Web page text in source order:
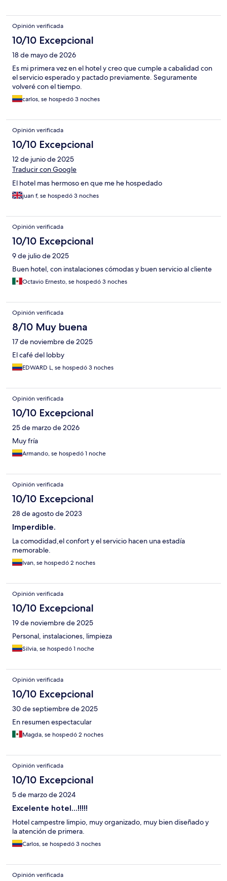
Opinión verificada
10/10 Excepcional
18 de mayo de 2026
Es mi primera vez en el hotel y creo que cumple a cabalidad con
el servicio esperado y pactado previamente. Seguramente
volveré con el tiempo.
carlos, se hospedó 3 noches
Opinión verificada
10/10 Excepcional
12 de junio de 2025
Traducir con Google
El hotel mas hermoso en que me he hospedado
juan f, se hospedó 3 noches
Opinión verificada
10/10 Excepcional
9 de julio de 2025
Buen hotel, con instalaciones cómodas y buen servicio al cliente
Octavio Ernesto, se hospedó 3 noches
Opinión verificada
8/10 Muy buena
17 de noviembre de 2025
El café del lobby
EDWARD L, se hospedó 3 noches
Opinión verificada
10/10 Excepcional
25 de marzo de 2026
Muy fría
Armando, se hospedó 1 noche
Opinión verificada
10/10 Excepcional
28 de agosto de 2023
Imperdible.
La comodidad,el confort y el servicio hacen una estadía
memorable.
Ivan, se hospedó 2 noches
Opinión verificada
10/10 Excepcional
19 de noviembre de 2025
Personal, instalaciones, limpieza
Silvia, se hospedó 1 noche
Opinión verificada
10/10 Excepcional
30 de septiembre de 2025
En resumen espectacular
Magda, se hospedó 2 noches
Opinión verificada
10/10 Excepcional
5 de marzo de 2024
Excelente hotel...!!!!!
Hotel campestre limpio, muy organizado, muy bien diseñado y
la atención de primera.
Carlos, se hospedó 3 noches
Opinión verificada